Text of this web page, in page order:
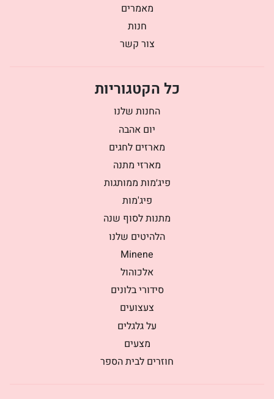
מאמרים
חנות
צור קשר
כל הקטגוריות
החנות שלנו
יום אהבה
מארזים לחגים
מארזי מתנה
פיג׳מות ממותגות
פיג'מות
מתנות לסוף שנה
הלהיטים שלנו
Minene
אלכוהול
סידורי בלונים
צעצועים
על גלגלים
מצעים
חוזרים לבית הספר